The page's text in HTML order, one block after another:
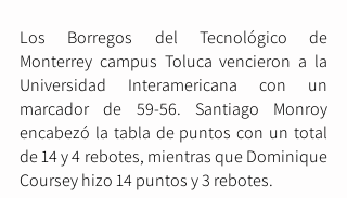
Los Borregos del Tecnológico de
Monterrey campus Toluca vencieron a la
Universidad Interamericana con un
marcador de 59-56. Santiago Monroy
encabezó la tabla de puntos con un total
de 14 y 4 rebotes, mientras que Dominique
Coursey hizo 14 puntos y 3 rebotes.